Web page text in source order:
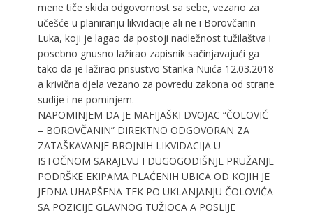
mene tiče skida odgovornost sa sebe, vezano za
učešće u planiranju likvidacije ali ne i Borovčanin
Luka, koji je lagao da postoji nadležnost tužilaštva i
posebno gnusno lažirao zapisnik sačinjavajući ga
tako da je lažirao prisustvo Stanka Nuića 12.03.2018
a krivična djela vezano za povredu zakona od strane
sudije i ne pominjem.
NAPOMINJEM DA JE MAFIJAŠKI DVOJAC “ČOLOVIĆ
– BOROVČANIN” DIREKTNO ODGOVORAN ZA
ZATAŠKAVANJE BROJNIH LIKVIDACIJA U
ISTOČNOM SARAJEVU I DUGOGODIŠNJE PRUŽANJE
PODRŠKE EKIPAMA PLAĆENIH UBICA OD KOJIH JE
JEDNA UHAPŠENA TEK PO UKLANJANJU ČOLOVIĆA
SA POZICIJE GLAVNOG TUŽIOCA A POSLIJE